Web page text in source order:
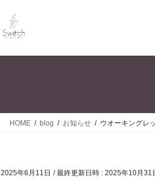
HOME blog お知らせ ウオーキングレ
2025年6月11日 / 最終更新日時 : 2025年10月31